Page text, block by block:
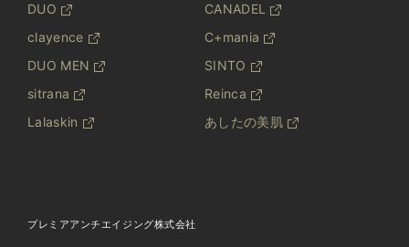
DUO
CANADEL
clayence
C+mania
DUO MEN
SINTO
sitrana
Reinca
Lalaskin
あしたの美肌
プレミアアンチエイジング株式会社